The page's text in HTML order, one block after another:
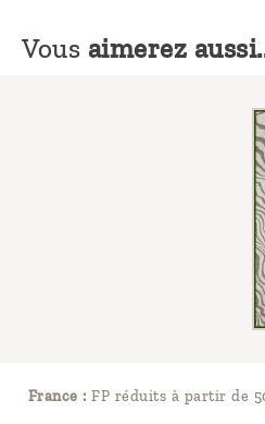
Vous aimerez
France : FP réduits à partir de